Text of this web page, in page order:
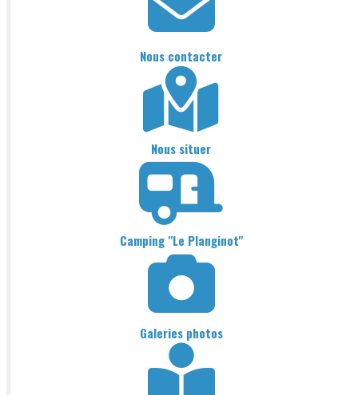
Nous contacter
Nous situer
Camping "Le Planginot"
Galeries photos